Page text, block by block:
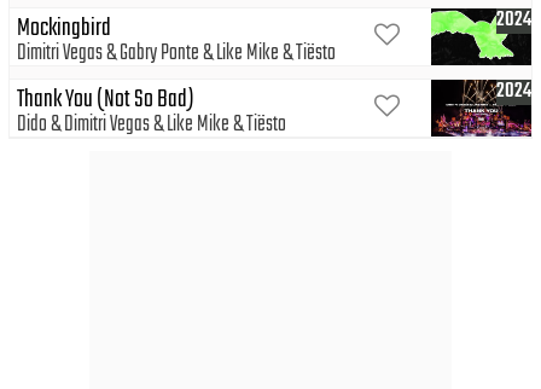
2024
Mockingbird
Dimitri Vegas Gabry Ponte Like Mike Tiësto
2024
Thank You (Not So Bad)
Dido Dimitri Vegas Like Mike Tiësto